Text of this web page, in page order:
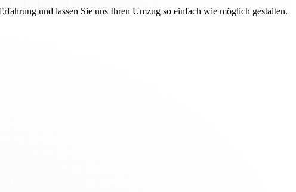
und lassen Sie uns Ihren Umzug so einfach wie möglich gestalten.